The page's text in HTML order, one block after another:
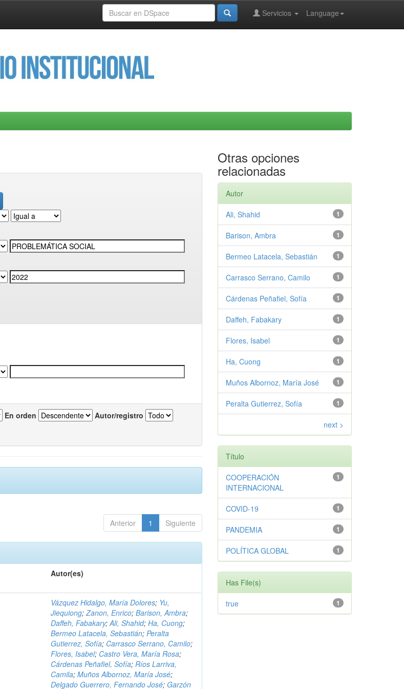
Language
Servicios
En orden Autor/registro
Anterior 1 Siguiente
Autor(es)
Vázquez Hidalgo, María Dolores; Yu,
Jiequiong;Zanon, Enrico;Barison, Ambra;
Daffeh, Fabakary;Ali, Shahid;Ha, Cuong;
Bermeo Latacela, Sebastián;Peralta
Gutierrez, Sofía; Carrasco Serrano, Camilo;
Flores, Isabel; Castro Vera, María Rosa;
Cárdenas Peñafiel, Sofía;Ríos Larriva,
Camila;Muños Albornoz, María José;
Delgado Guerrero, Fernando José; Garzón
Otras opciones
relacionadas
Autor
1
Ali, Shahid
1
Barison, Ambra
1
Bermeo Latacela, Sebastián
1
Carrasco Serrano, Camilo
1
Cárdenas Peñafiel, Sofía
1
Daffeh, Fabakary
1
Flores, Isabel
1
Ha, Cuong
1
Muños Albornoz, María José
1
Peralta Gutierrez, Sofía
next >
Título
1
COOPERACIÓN
INTERNACIONAL
1
COVID-19
1
PANDEMIA
1
POLÍTICA GLOBAL
Has File(s)
1
true